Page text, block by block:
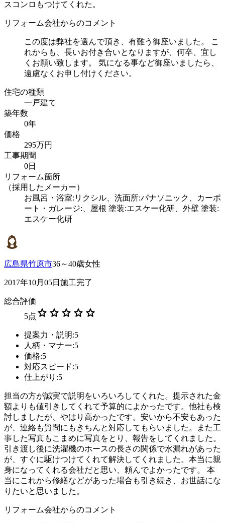
スコンロもつけてくれた。
リフォーム会社からのコメント
この度は弊社を選んで頂き、有難う御座いました。 こ
れからも、長いお付き合いとなりますが、何卒、宜し
くお願い致します。 気になる事など御座いましたら、
遠慮なくお申し付けください。
住宅の種類
一戸建て
築年数
0年
価格
295万円
工事期間
0日
リフォーム箇所
（採用したメーカー）
お風呂・浴室:リクシル、洗面所:パナソニック、カーポ
ート・ガレージ:、屋根 塗装:エスケー化研、外壁 塗装:
エスケー化研
広島県竹原市36～40歳女性
2017年10月05日施工完了
総合評価
5点 star star star star star
提案力・説明:5
人柄・マナー:5
価格:5
対応スピード:5
仕上がり:5
担当の方が誠実で説明をいろいろしてくれた。提示された金
額よりも値引きしてくれて予算的によかったです。他社も検
討しましたが、やはり高かったです。安いから不安もあった
が、連絡も質問にもきちんと対応してもらいました。また工
事した写真もこまめに写真をとり、報告をしてくれました。
引き渡し後に洗濯機のホースの長さの関係で水漏れがあった
が、すぐに駆けつけてくれて解決してくれました。本当に親
身になってくれる会社だと思い、頼んでよかったです。 本
当にこれから修繕などがあった場合も引き続き、お世話にな
りたいと思いました。
リフォーム会社からのコメント